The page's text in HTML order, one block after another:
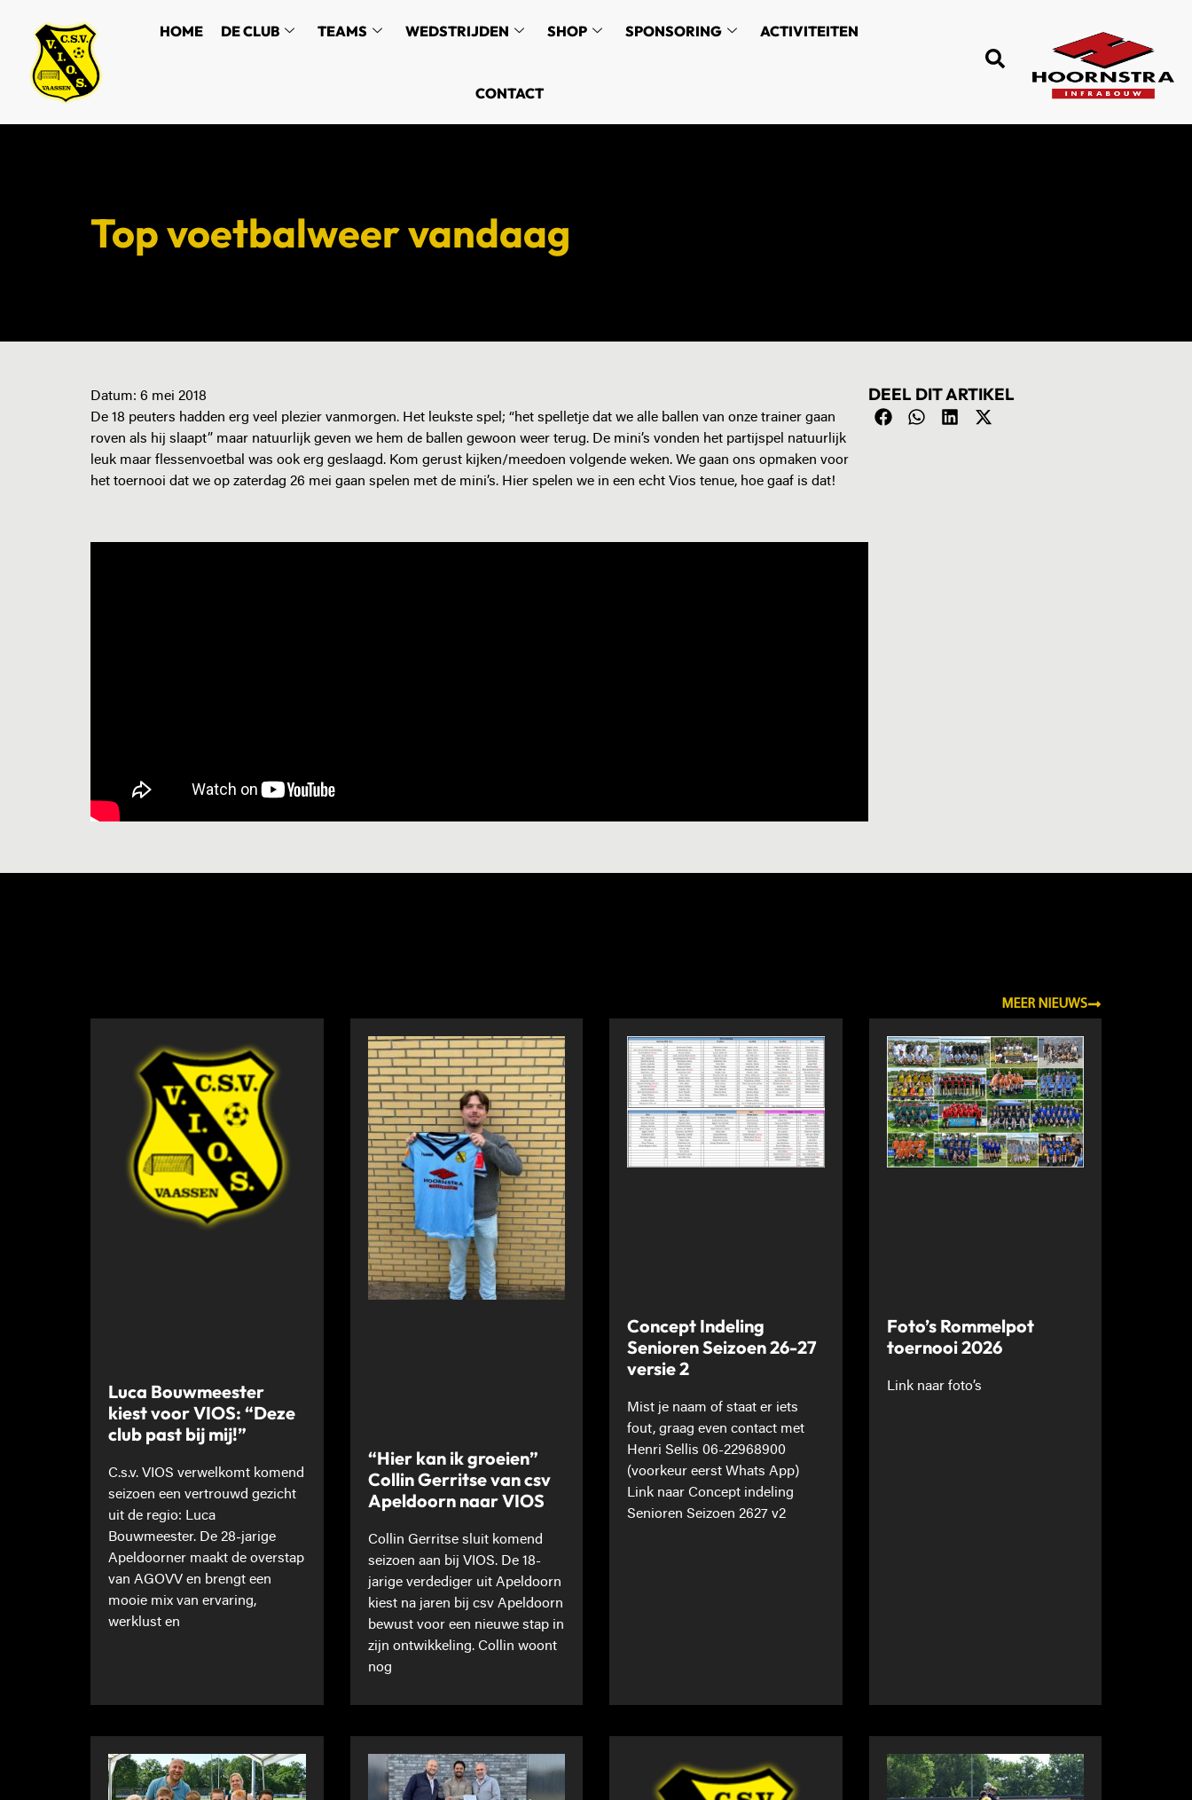
HOME DE CLUB TEAMS WEDSTRIJDEN SHOP SPONSORING ACTIVITEITEN
CONTACT
Top voetbalweer vandaag
Datum: 6 mei 2018
De 18 peuters hadden erg veel plezier vanmorgen. Het leukste spel; “het spelletje dat we alle ballen van onze trainer gaan
roven als hij slaapt” maar natuurlijk geven we hem de ballen gewoon weer terug. De mini’s vonden het partijspel natuurlijk
leuk maar flessenvoetbal was ook erg geslaagd. Kom gerust kijken/meedoen volgende weken. We gaan ons opmaken voor
het toernooi dat we op zaterdag 26 mei gaan spelen met de mini’s. Hier spelen we in een echt Vios tenue, hoe gaaf is dat!
DEEL DIT ARTIKEL
MEER NIEUWS
Luca Bouwmeester
kiest voor VIOS: “Deze
club past bij mij!”
C.s.v. VIOS verwelkomt komend
seizoen een vertrouwd gezicht
uit de regio: Luca
Bouwmeester. De 28-jarige
Apeldoorner maakt de overstap
van AGOVV en brengt een
mooie mix van ervaring,
werklust en
“Hier kan ik groeien”
Collin Gerritse van csv
Apeldoorn naar VIOS
Collin Gerritse sluit komend
seizoen aan bij VIOS. De 18-
jarige verdediger uit Apeldoorn
kiest na jaren bij csv Apeldoorn
bewust voor een nieuwe stap in
zijn ontwikkeling. Collin woont
nog
Concept Indeling
Senioren Seizoen 26-27
versie 2
Mist je naam of staat er iets
fout, graag even contact met
Henri Sellis 06-22968900
(voorkeur eerst Whats App)
Link naar Concept indeling
Senioren Seizoen 2627 v2
Foto’s Rommelpot
toernooi 2026
Link naar foto’s